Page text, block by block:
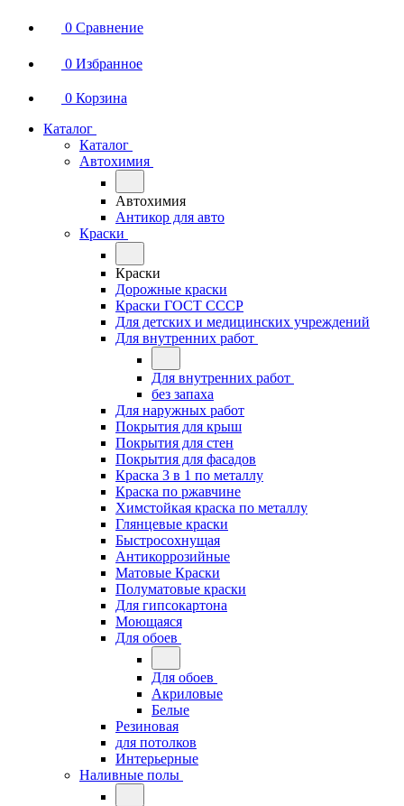
0 Сравнение
0 Избранное
0 Корзина
Каталог
Каталог
Автохимия
Автохимия
Антикор для авто
Краски
Краски
Дорожные краски
Краски ГОСТ СССР
Для детских и медицинских учреждений
Для внутренних работ
Для внутренних работ
без запаха
Для наружных работ
Покрытия для крыш
Покрытия для стен
Покрытия для фасадов
Краска 3 в 1 по металлу
Краска по ржавчине
Химстойкая краска по металлу
Глянцевые краски
Быстросохнущая
Антикоррозийные
Матовые Краски
Полуматовые краски
Для гипсокартона
Моющаяся
Для обоев
Для обоев
Акриловые
Белые
Резиновая
для потолков
Интерьерные
Наливные полы